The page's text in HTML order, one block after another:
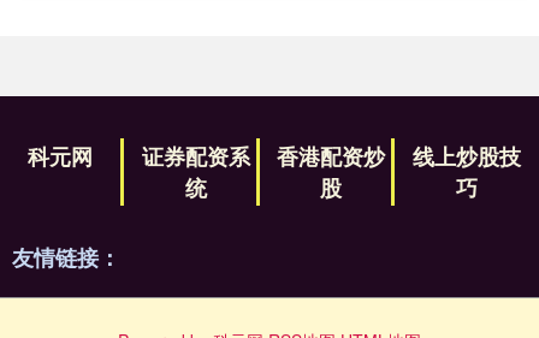
科元网
证券配资系
统
香港配资炒
股
线上炒股技
巧
友情链接：